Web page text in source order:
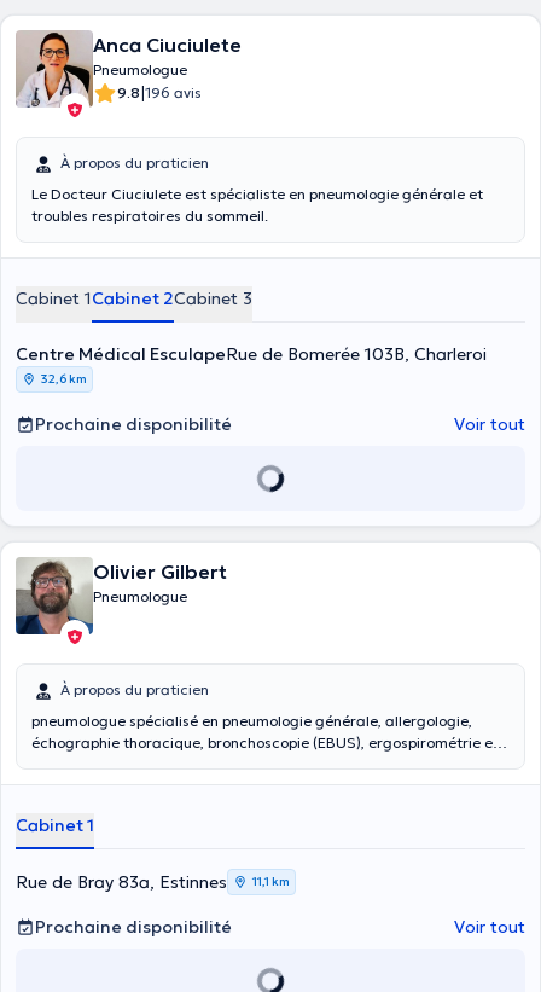
Anca Ciuciulete
Pneumologue
9.8|196 avis
À propos du praticien
Le Docteur Ciuciulete est spécialiste en pneumologie générale et
troubles respiratoires du sommeil.
Cabinet 1Cabinet 2Cabinet 3
Centre Médical EsculapeRue de Bomerée 103B, Charleroi
32,6 km
Prochaine disponibilité Voir tout
Olivier Gilbert
Pneumologue
À propos du praticien
pneumologue spécialisé en pneumologie générale, allergologie,
échographie thoracique, bronchoscopie (EBUS), ergospirométrie et
interstitielles et systémiques (DIU Lille Université). Licence du
Senne, Site St Vincent. Plus de 20 ans d'expérience. Possibilité de
laissez un message au 064/77.52.38. Attention : pneumo-allergènes
uniquement ! (pas de dermatologie) - Pas d'enfant en dessous de 7
Cabinet 1
Rue de Bray 83a, Estinnes 11,1 km
Prochaine disponibilité Voir tout